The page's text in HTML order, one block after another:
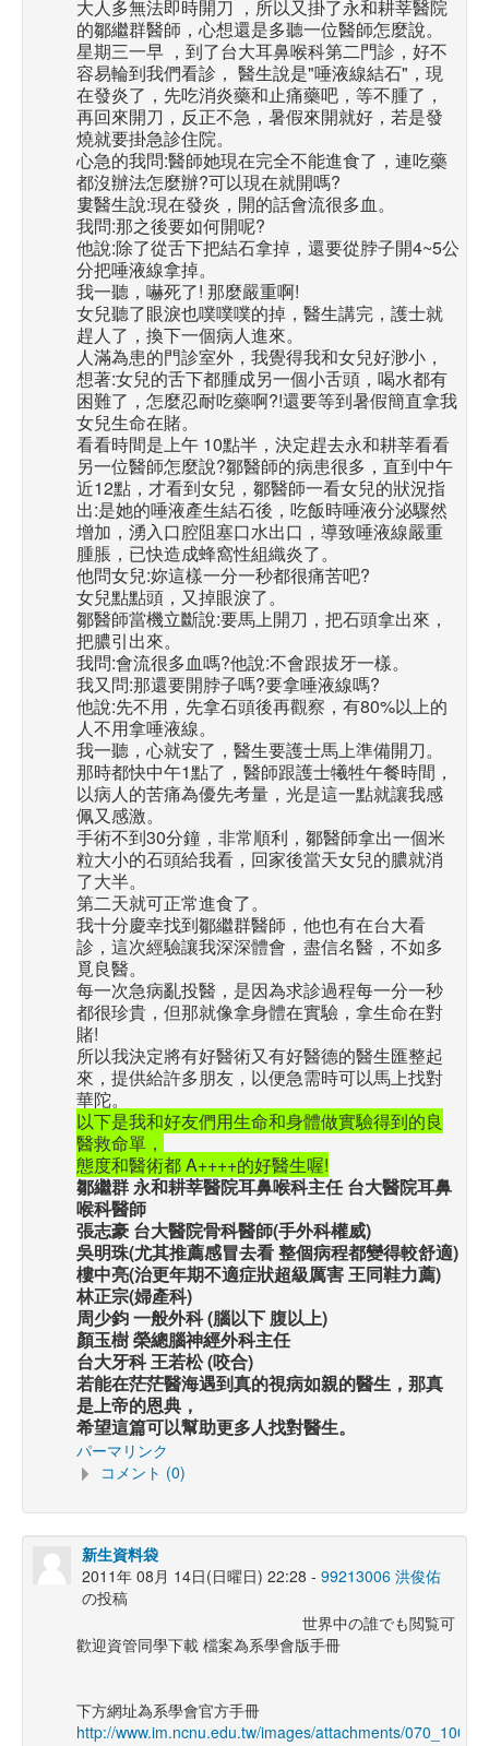
大人多無法即時開刀 ，所以又掛了永和耕莘醫院
的鄒繼群醫師，心想還是多聽一位醫師怎麼說。
星期三一早 ，到了台大耳鼻喉科第二門診，好不
容易輪到我們看診， 醫生說是"唾液線結石"，現
在發炎了，先吃消炎藥和止痛藥吧，等不腫了，
再回來開刀，反正不急，暑假來開就好，若是發
燒就要掛急診住院。
心急的我問:醫師她現在完全不能進食了，連吃藥
都沒辦法怎麼辦?可以現在就開嗎?
婁醫生說:現在發炎，開的話會流很多血。
我問:那之後要如何開呢?
他說:除了從舌下把結石拿掉，還要從脖子開4~5公
分把唾液線拿掉。
我一聽，嚇死了! 那麼嚴重啊!
女兒聽了眼淚也噗噗噗的掉，醫生講完，護士就
趕人了，換下一個病人進來。
人滿為患的門診室外，我覺得我和女兒好渺小，
想著:女兒的舌下都腫成另一個小舌頭，喝水都有
困難了，怎麼忍耐吃藥啊?!還要等到暑假簡直拿我
女兒生命在賭。
看看時間是上午 10點半，決定趕去永和耕莘看看
另一位醫師怎麼說?鄒醫師的病患很多，直到中午
近12點，才看到女兒，鄒醫師一看女兒的狀況指
出:是她的唾液產生結石後，吃飯時唾液分泌驟然
增加，湧入口腔阻塞口水出口，導致唾液線嚴重
腫脹，已快造成蜂窩性組織炎了。
他問女兒:妳這樣一分一秒都很痛苦吧?
女兒點點頭，又掉眼淚了。
鄒醫師當機立斷說:要馬上開刀，把石頭拿出來，
把膿引出來。
我問:會流很多血嗎?他說:不會跟拔牙一樣。
我又問:那還要開脖子嗎?要拿唾液線嗎?
他說:先不用，先拿石頭後再觀察，有80%以上的
人不用拿唾液線。
我一聽，心就安了，醫生要護士馬上準備開刀。
那時都快中午1點了，醫師跟護士犧牲午餐時間，
以病人的苦痛為優先考量，光是這一點就讓我感
佩又感激。
手術不到30分鐘，非常順利，鄒醫師拿出一個米
粒大小的石頭給我看，回家後當天女兒的膿就消
了大半。
第二天就可正常進食了。
我十分慶幸找到鄒繼群醫師，他也有在台大看
診，這次經驗讓我深深體會，盡信名醫，不如多
覓良醫。
每一次急病亂投醫，是因為求診過程每一分一秒
都很珍貴，但那就像拿身體在實驗，拿生命在對
賭!
所以我決定將有好醫術又有好醫德的醫生匯整起
來，提供給許多朋友，以便急需時可以馬上找對
華陀。
以下是我和好友們用生命和身體做實驗得到的良
醫救命單，
態度和醫術都 A++++的好醫生喔!
鄒繼群 永和耕莘醫院耳鼻喉科主任 台大醫院耳鼻
喉科醫師
張志豪 台大醫院骨科醫師(手外科權威)
吳明珠(尤其推薦感冒去看 整個病程都變得較舒適)
樓中亮(治更年期不適症狀超級厲害 王同鞋力薦)
林正宗(婦產科)
周少鈞 一般外科 (腦以下 腹以上)
顏玉樹 榮總腦神經外科主任
台大牙科 王若松 (咬合)
若能在茫茫醫海遇到真的視病如親的醫生，那真
是上帝的恩典，
希望這篇可以幫助更多人找對醫生。
パーマリンク
コメント (0)
新生資料袋
2011年 08月 14日(日曜日) 22:28 - 99213006 洪俊佑
の投稿
世界中の誰でも閲覧可
歡迎資管同學下載 檔案為系學會版手冊
下方網址為系學會官方手冊
http://www.im.ncnu.edu.tw/images/attachments/